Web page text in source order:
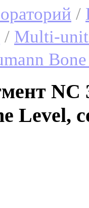
/
/ Multi-unit
NC
Level,